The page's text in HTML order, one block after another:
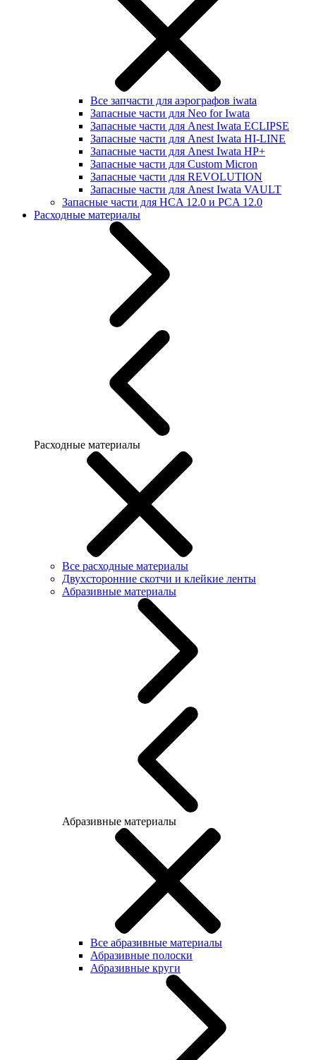
Все запчасти для аэрографов iwata
Запасные части для Neo for Iwata
Запасные части для Anest Iwata ECLIPSE
Запасные части для Anest Iwata HI-LINE
Запасные части для Anest Iwata HP+
Запасные части для Custom Micron
Запасные части для REVOLUTION
Запасные части для Anest Iwata VAULT
Запасные части для HCA 12.0 и PCA 12.0
Расходные материалы
Расходные материалы
Все расходные материалы
Двухсторонние скотчи и клейкие ленты
Абразивные материалы
Абразивные материалы
Все абразивные материалы
Абразивные полоски
Абразивные круги